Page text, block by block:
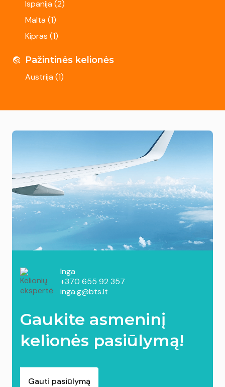
Ispanija (2)
Malta (1)
Kipras (1)
Pažintinės kelionės
Austrija (1)
Inga
+370 655 92 357
inga.g@bts.lt
Gaukite asmeninį
kelionės pasiūlymą!
Gauti pasiūlymą